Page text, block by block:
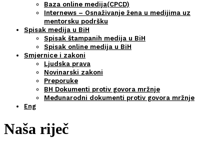
Baza online medija(CPCD)
Internews – Osnaživanje žena u medijima uz
mentorsku podršku
Spisak medija u BiH
Spisak štampanih medija u BiH
Spisak online medija u BiH
Smjernice i zakoni
Ljudska prava
Novinarski zakoni
Preporuke
BH Dokumenti protiv govora mržnje
Međunarodni dokumenti protiv govora mržnje
Eng
Naša riječ